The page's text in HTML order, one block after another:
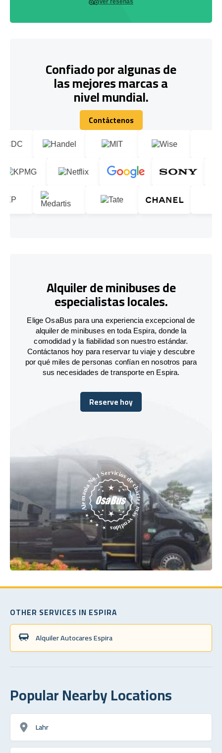
Confiado por algunas de
las mejores marcas a
nivel mundial.
Contáctenos
Contáctenos
Alquiler de minibuses de
especialistas locales.
Elige OsaBus para una experiencia excepcional de
alquiler de minibuses en toda Espira, donde la
comodidad y la fiabilidad son nuestro estándar.
Contáctanos hoy para reservar tu viaje y descubre
por qué miles de personas confían en nosotros para
sus necesidades de transporte en Espira.
Reserve hoy
Reserve hoy
OTHER SERVICES IN ESPIRA
Alquiler Autocares Espira
Popular Nearby Locations
Lahr